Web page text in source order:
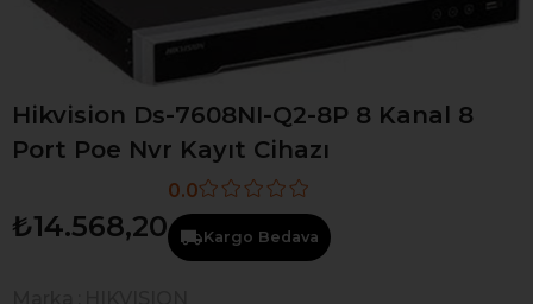
Hikvision Ds-7608NI-Q2-8P 8 Kanal 8
Port Poe Nvr Kayıt Cihazı
₺14.568,20
0.0
Kargo Bedava